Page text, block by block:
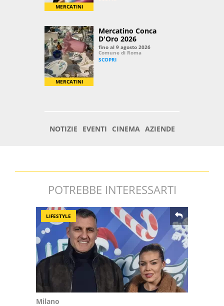
POTREBBE INTERESSARTI
LIFESTYLE
Milano